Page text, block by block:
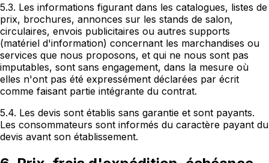
5.3. Les informations figurant dans les catalogues, listes de
prix, brochures, annonces sur les stands de salon,
circulaires, envois publicitaires ou autres supports
(matériel d'information) concernant les marchandises ou
services que nous proposons, et qui ne nous sont pas
imputables, sont sans engagement, dans la mesure où
elles n'ont pas été expressément déclarées par écrit
comme faisant partie intégrante du contrat.
5.4. Les devis sont établis sans garantie et sont payants.
Les consommateurs sont informés du caractère payant du
devis avant son établissement.